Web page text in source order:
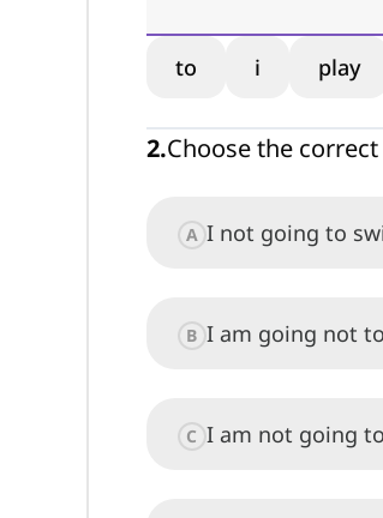
to i play
2.Choose the
A I not going to
B I am going not
C I am not going